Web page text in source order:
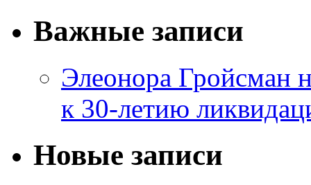
Важные записи
Элеонора Гройсман
к 30-летию
Новые записи